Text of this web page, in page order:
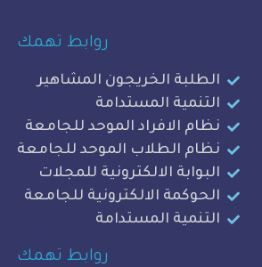
روابط تهمك
الخريجون المشاهير
المستدامة
الموحد للجامعة
الموحد للجامعة
الالكترونية للمجلات
الالكترونية للجامعة
المستدامة
روابط تهمك